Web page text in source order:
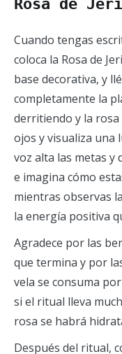
Rosa de
Cuando tengas
coloca la Rosa de
base decorativa, y
completamente la
derritiendo y la rosa
ojos y visualiza una
voz alta las metas y
e imagina cómo
mientras observas
la energía positiva
Agradece por las
que termina y por
vela se consuma
si el ritual lleva
rosa se habrá
Después del ritual,